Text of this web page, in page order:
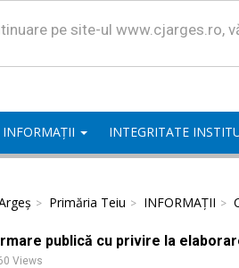
pe site-ul www.cjarges.ro,
INFORMAȚII INTEGRITATE
Primăria Teiu INFORMAȚII
publică cu privire la
Views